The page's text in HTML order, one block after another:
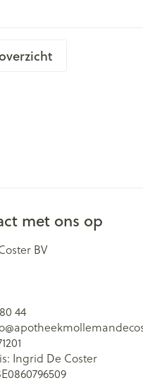
met ons op
BV
44
Ingrid De Coster